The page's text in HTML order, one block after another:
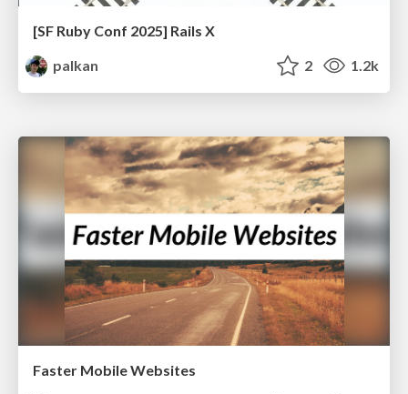
[SF Ruby Conf 2025] Rails X
palkan
2 1.2k
Faster Mobile Websites